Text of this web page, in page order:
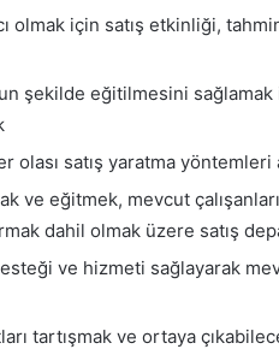
olmak için satış etkinliği,
şekilde eğitilmesini
olası satış yaratma
ve eğitmek, mevcut
dahil olmak üzere satış
ve hizmeti sağlayarak
tartışmak ve ortaya